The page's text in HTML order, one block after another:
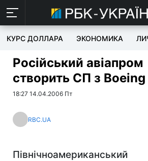
КУРС ДОЛЛАРА ЭКОНОМИКА
Російський авіапром
створить СП з Boeing
18:27 14.04.2006 Пт
RBC.UA
Північноамериканський